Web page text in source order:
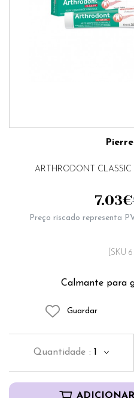
ARTHRODONT CLASSIC
Calmante para
[SKU
7.03€
Preço riscado representa
Guardar
Quantidade : 1